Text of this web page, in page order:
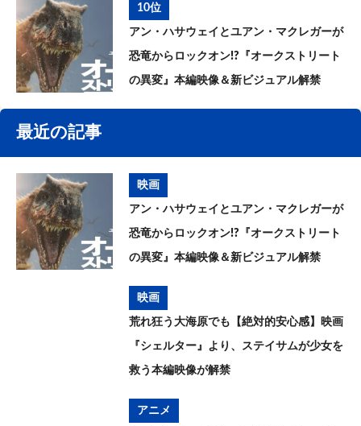
10位
アン・ハサウェイとユアン・マクレガーが
恐竜からロックオン!?『オークストリート
の異変』本編映像＆新ビジュアル解禁
最近の記事
映画
アン・ハサウェイとユアン・マクレガーが
恐竜からロックオン!?『オークストリート
の異変』本編映像＆新ビジュアル解禁
映画
荒れ狂う大海原でも【絶対的安心感】映画
『シェルター』より、ステイサムが少女を
救う本編映像が解禁
アニメ